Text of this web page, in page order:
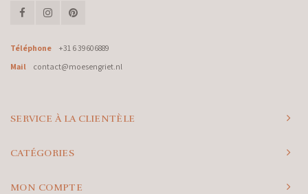
Téléphone
+31 6 39606889
Mail
contact@moesengriet.nl
SERVICE À LA CLIENTÈLE
CATÉGORIES
MON COMPTE